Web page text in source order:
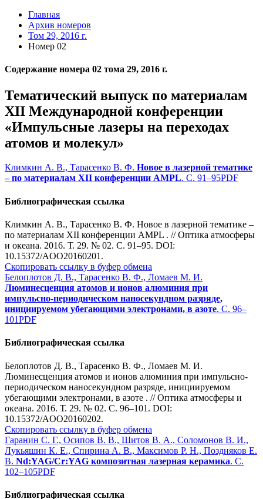
Главная
Архив номеров
Том 29, 2016 г.
Номер 02
Содержание номера 02 тома 29, 2016 г.
Тематический выпуск по материалам
ХII Международной конференции
«Импульсные лазеры на переходах
атомов и молекул»
Климкин А. В., Тарасенко В. Ф. Новое в лазерной тематике
– по материалам XII конференции AMPL. С. 91–95PDF
Библиографическая ссылка
Климкин А. В., Тарасенко В. Ф. Новое в лазерной тематике –
по материалам XII конференции AMPL . // Оптика атмосферы
и океана. 2016. Т. 29. № 02. С. 91–95. DOI:
10.15372/AOO20160201.
Скопировать ссылку в буфер обмена
Белоплотов Д. В., Тарасенко В. Ф., Ломаев М. И.
Люминесценция атомов и ионов алюминия при
импульсно-периодическом наносекундном разряде,
инициируемом убегающими электронами, в азоте. С. 96–
101PDF
Библиографическая ссылка
Белоплотов Д. В., Тарасенко В. Ф., Ломаев М. И.
Люминесценция атомов и ионов алюминия при импульсно-
периодическом наносекундном разряде, инициируемом
убегающими электронами, в азоте . // Оптика атмосферы и
океана. 2016. Т. 29. № 02. С. 96–101. DOI:
10.15372/AOO20160202.
Скопировать ссылку в буфер обмена
Гаранин С. Г., Осипов В. В., Шитов В. А., Соломонов В. И.,
Лукьяшин К. Е., Спирина А. В., Максимов Р. Н., Поздняков Е.
В. Nd:YAG/Cr:YAG композитная лазерная керамика. С.
102–105PDF
Библиографическая ссылка